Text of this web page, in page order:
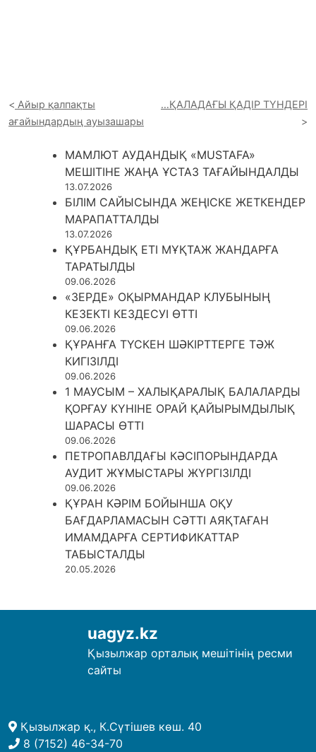
Айыр қалпақты
ағайындардың ауызашары
…ҚАЛАДАҒЫ ҚАДІР ТҮНДЕРІ
МАМЛЮТ АУДАНДЫҚ «MUSTAFA»
МЕШІТІНЕ ЖАҢА ҰСТАЗ ТАҒАЙЫНДАЛДЫ
13.07.2026
БІЛІМ САЙЫСЫНДА ЖЕҢІСКЕ ЖЕТКЕНДЕР
МАРАПАТТАЛДЫ
13.07.2026
ҚҰРБАНДЫҚ ЕТІ МҰҚТАЖ ЖАНДАРҒА
ТАРАТЫЛДЫ
09.06.2026
«ЗЕРДЕ» ОҚЫРМАНДАР КЛУБЫНЫҢ
КЕЗЕКТІ КЕЗДЕСУІ ӨТТІ
09.06.2026
ҚҰРАНҒА ТҮСКЕН ШӘКІРТТЕРГЕ ТӘЖ
КИГІЗІЛДІ
09.06.2026
1 МАУСЫМ – ХАЛЫҚАРАЛЫҚ БАЛАЛАРДЫ
ҚОРҒАУ КҮНІНЕ ОРАЙ ҚАЙЫРЫМДЫЛЫҚ
ШАРАСЫ ӨТТІ
09.06.2026
ПЕТРОПАВЛДАҒЫ КӘСІПОРЫНДАРДА
АУДИТ ЖҰМЫСТАРЫ ЖҮРГІЗІЛДІ
09.06.2026
ҚҰРАН КӘРІМ БОЙЫНША ОҚУ
БАҒДАРЛАМАСЫН СӘТТІ АЯҚТАҒАН
ИМАМДАРҒА СЕРТИФИКАТТАР
ТАБЫСТАЛДЫ
20.05.2026
uagyz.kz
Қызылжар орталық мешітінің ресми
сайты
Қызылжар қ., К.Сүтішев көш. 40
8 (7152) 46-34-70